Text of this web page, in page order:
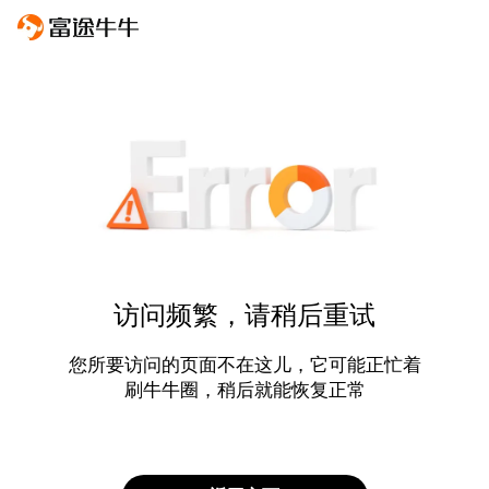
访问频繁，请稍后重试
您所要访问的页面不在这儿，它可能正忙着
刷牛牛圈，稍后就能恢复正常